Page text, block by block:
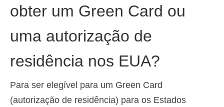
obter um Green Card ou
uma autorização de
residência nos EUA?
Para ser elegível para um Green Card
(autorização de residência) para os Estados